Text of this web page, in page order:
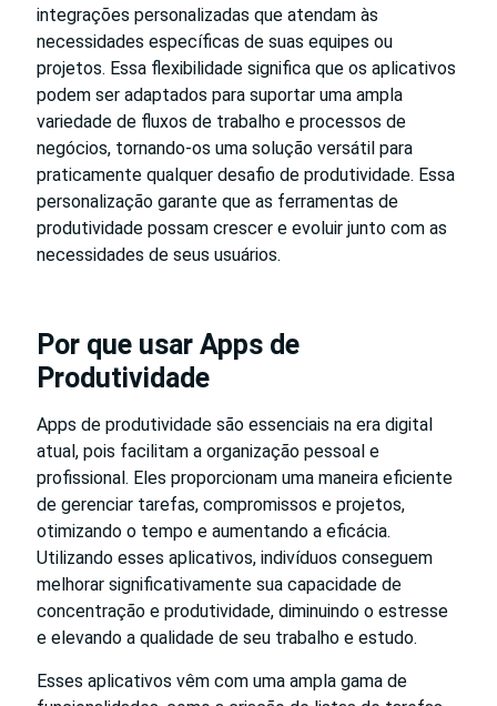
integrações personalizadas que atendam às
necessidades específicas de suas equipes ou
projetos. Essa flexibilidade significa que os aplicativos
podem ser adaptados para suportar uma ampla
variedade de fluxos de trabalho e processos de
negócios, tornando-os uma solução versátil para
praticamente qualquer desafio de produtividade. Essa
personalização garante que as ferramentas de
produtividade possam crescer e evoluir junto com as
necessidades de seus usuários.
Por que usar Apps de
Produtividade
Apps de produtividade são essenciais na era digital
atual, pois facilitam a organização pessoal e
profissional. Eles proporcionam uma maneira eficiente
de gerenciar tarefas, compromissos e projetos,
otimizando o tempo e aumentando a eficácia.
Utilizando esses aplicativos, indivíduos conseguem
melhorar significativamente sua capacidade de
concentração e produtividade, diminuindo o estresse
e elevando a qualidade de seu trabalho e estudo.
Esses aplicativos vêm com uma ampla gama de